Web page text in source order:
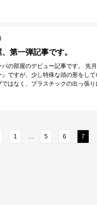
第一弾記事です。
の部屋のデビュー記事です。 先
』ですが、少し特殊な頭の形をし
ではなく、プラスチックの出っ張り
1 … 5 6 7